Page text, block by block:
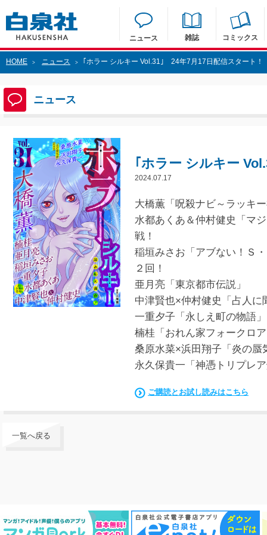
ニュース 雑誌 コミックス
HOME > ニュース > ｢ホラー シルキー Vol.31｣ 24年7月17日配信スタート！
ニュース
｢ホラー シルキー
2024.07.17
大橋薫「呪殺ナビ～ラッキ
水都あくあ＆仲村健史「マ
戦！
稲垣みさお「アブない！Ｓ
２回！
亜月亮「東京都市伝説」
中津賢也×仲村健史「占人
一重夕子「永しえ町の物
楠桂「おれん家フォーク
桑原水菜×浜田翔子「炎の
永久保貴一「神憑トリプレ
ご購読とお試し読みはこちら
一覧へ戻る